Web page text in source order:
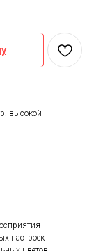
высокой
настроек